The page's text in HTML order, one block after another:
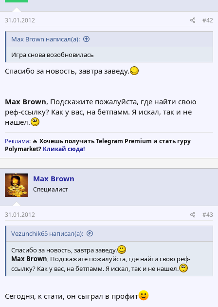
31.01.2012 #42
Max Brown написал(а):
Игра снова возобновилась
Спасибо за новость, завтра заведу.
Max Brown, Подскажите пожалуйста, где найти свою
реф-ссылку? Как у вас, на бетпамм. Я искал, так и не
нашел.
Реклама: 🔥 Хочешь получить Telegram Premium и стать гуру
Polymarket? Кликай сюда!
Max Brown
Специалист
31.01.2012 #43
Vezunchik65 написал(а):
Спасибо за новость, завтра заведу.
Max Brown, Подскажите пожалуйста, где найти свою реф-
ссылку? Как у вас, на бетпамм. Я искал, так и не нашел.
Сегодня, к стати, он сыграл в профит